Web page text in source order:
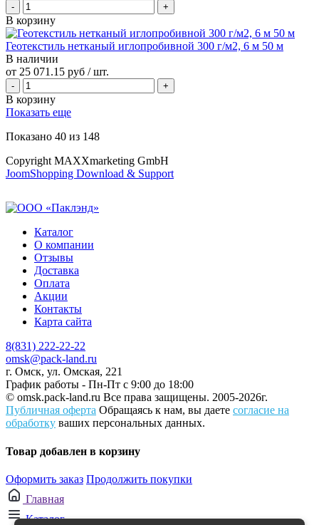
В корзину
Геотекстиль нетканый иглопробивной 300 г/м2, 6 м 50 м
В наличии
от 25 071.15 руб / шт.
В корзину
Показать еще
Показано 40 из 148
Copyright MAXXmarketing GmbH
JoomShopping Download & Support
Каталог
О компании
Отзывы
Доставка
Оплата
Акции
Контакты
Карта сайта
8(831) 222-22-22
omsk@pack-land.ru
г. Омск, ул. Омская, 221
График работы - Пн-Пт с 9:00 до 18:00
© omsk.pack-land.ru Все права защищены. 2005-2026г.
Публичная оферта Обращаясь к нам, вы даете согласие на
обработку ваших персональных данных.
Товар добавлен в корзину
Оформить заказ Продолжить покупки
Главная
Каталог